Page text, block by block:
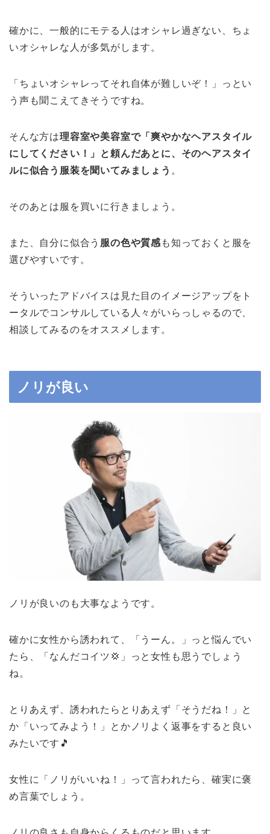
確かに、一般的にモテる人はオシャレ過ぎない、ちょ
いオシャレな人が多気がします。
「ちょいオシャレってそれ自体が難しいぞ！」っとい
う声も聞こえてきそうですね。
そんな方は理容室や美容室で「爽やかなヘアスタイル
にしてください！」と頼んだあとに、そのヘアスタイ
ルに似合う服装を聞いてみましょう 。
そのあとは服を買いに行きましょう。
また、自分に似合う 服の色や質感 も知っておくと服を
選びやすいです。
そういったアドバイスは見た目のイメージアップをト
ータルでコンサルしている人々がいらっしゃるので、
相談してみるのをオススメします。
ノリが良い
ノリが良いのも大事なようです。
確かに女性から誘われて、「うーん。」っと悩んでい
たら、「なんだコイツ💢」っと女性も思うでしょう
ね。
とりあえず、誘われたらとりあえず「そうだね！」と
か「いってみよう！」とかノリよく返事をすると良い
みたいです🎵
女性に「ノリがいいね！」って言われたら、確実に褒
め言葉でしょう。